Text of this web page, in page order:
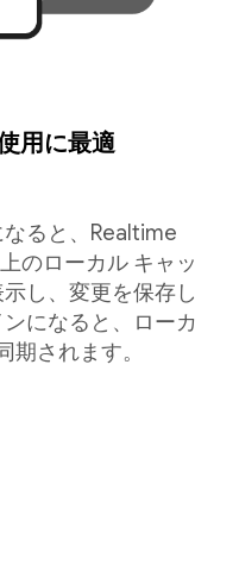
用に最適
ると、Realtime
のローカル キャッ
し、変更を保存し
になると、ローカ
期されます。